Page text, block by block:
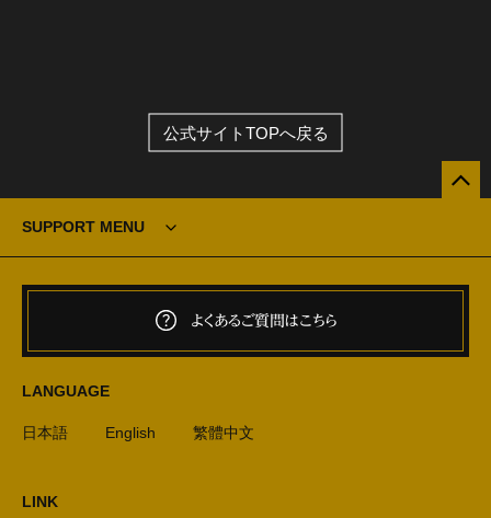
公式サイトTOPへ戻る
SUPPORT MENU
よくあるご質問はこちら
LANGUAGE
日本語 English 繁體中文
LINK